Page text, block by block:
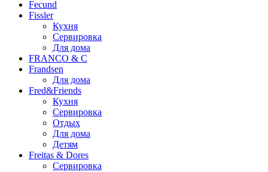
Fecund
Fissler
Кухня
Сервировка
Для дома
FRANCO & C
Frandsen
Для дома
Fred&Friends
Кухня
Сервировка
Отдых
Для дома
Детям
Freitas & Dores
Сервировка